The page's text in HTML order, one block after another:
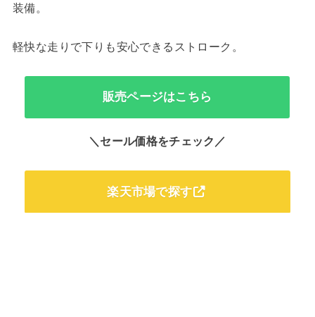
装備。
軽快な走りで下りも安心できるストローク。
販売ページはこちら
＼セール価格をチェック／
楽天市場で探す